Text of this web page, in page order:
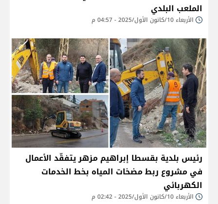
الملعب البلدي
الأربعاء 10/كانون الأول/2025 - 04:57 م
رئيس بلدية بقسطا إبراهيم مزهر يتفقّد الأعمال
في مشروع ربط مضخات المياه بخط الخدمات
الكهربائي
الأربعاء 10/كانون الأول/2025 - 02:42 م